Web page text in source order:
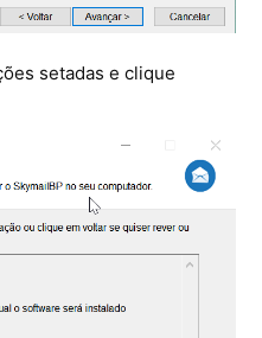
setadas e clique